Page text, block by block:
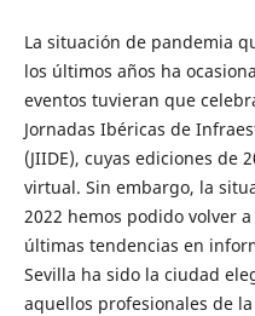
La situación de pandemia
los últimos años ha
eventos tuvieran que
Jornadas Ibéricas de
(JIIDE), cuyas ediciones de
virtual. Sin embargo, la
2022 hemos podido volver
últimas tendencias en
Sevilla ha sido la ciudad
aquellos profesionales de